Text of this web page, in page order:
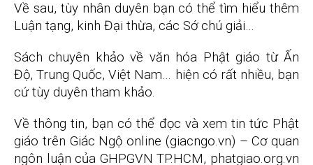
Về sau, tùy nhân duyên bạn có thể tìm hiểu thêm
Luận tạng, kinh Đại thừa, các Sớ chú giải…
Sách chuyên khảo về văn hóa Phật giáo từ Ấn
Độ, Trung Quốc, Việt Nam… hiện có rất nhiều, bạn
cứ tùy duyên tham khảo.
Về thông tin, bạn có thể đọc và xem tin tức Phật
giáo trên Giác Ngộ online (giacngo.vn) – Cơ quan
ngôn luận của GHPGVN TP.HCM, phatgiao.org.vn